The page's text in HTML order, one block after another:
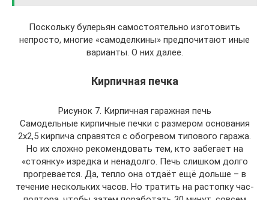
Поскольку булерьян самостоятельно изготовить
непросто, многие «самоделкины» предпочитают иные
варианты. О них далее.
Кирпичная печка
Рисунок 7. Кирпичная гаражная печь
Самодельные кирпичные печки с размером основания
2х2,5 кирпича справятся с обогревом типового гаража.
Но их сложно рекомендовать тем, кто забегает на
«стоянку» изредка и ненадолго. Печь слишком долго
прогревается. Да, тепло она отдаёт ещё дольше – в
течение нескольких часов. Но тратить на растопку час-